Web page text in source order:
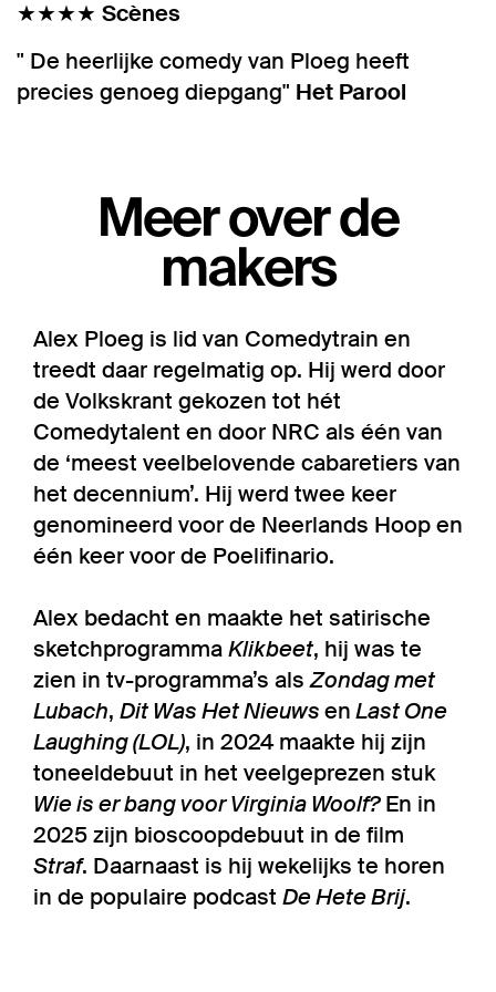
★★★★ Scènes
" De heerlijke comedy van Ploeg heeft
precies genoeg diepgang" Het Parool
Meer over de
makers
Alex Ploeg is lid van Comedytrain en
treedt daar regelmatig op. Hij werd door
de Volkskrant gekozen tot hét
Comedytalent en door NRC als één van
de ‘meest veelbelovende cabaretiers van
het decennium’. Hij werd twee keer
genomineerd voor de Neerlands Hoop en
één keer voor de Poelifinario.
Alex bedacht en maakte het satirische
sketchprogrammaKlikbeet, hij was te
zien in tv-programma’s alsZondag met
Lubach, Dit Was Het NieuwsenLast One
Laughing (LOL), in 2024 maakte hij zijn
toneeldebuut in het veelgeprezen stuk
Wie is er bang voor Virginia Woolf?En in
2025 zijn bioscoopdebuut in de film
Straf. Daarnaast is hij wekelijks te horen
in de populaire podcast De Hete Brij.